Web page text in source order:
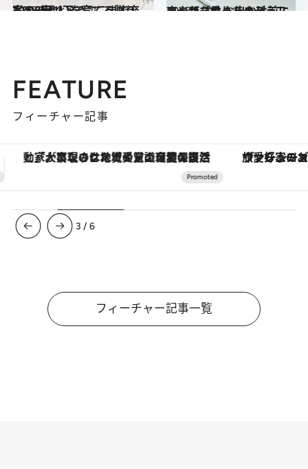
2018.12.4
3,000円以下でここまで充実！ きれいを育てる贈りもの8点
ビューティ＆ヘルス 2017.5.3
ニールズヤードのディフューザーで お出かけ前に爽やかな香りをまとう
ライフスタイル
FEATURE
フィーチャー記事
ヴァシュロン・コンスタンタン「オーヴァーシーズ・オートマティック」。旅愛好家のお気に入りコレクションから、ジェンダーレスな新作が登場
3 /6
フィーチャー記事一覧